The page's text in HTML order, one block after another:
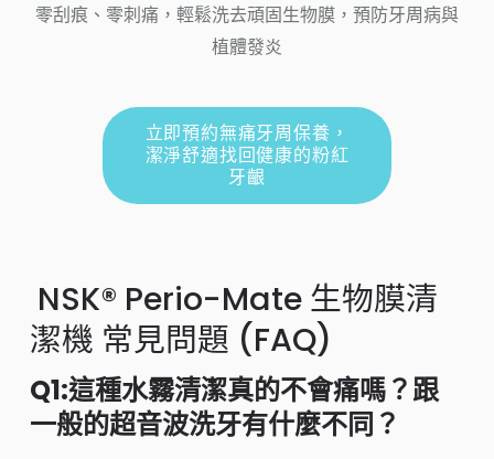
零刮痕、零刺痛，輕鬆洗去頑固生物膜，預防牙周病與
植體發炎
立即預約無痛牙周保養，
潔淨舒適找回健康的粉紅
牙齦
NSK® Perio-Mate 生物膜清
潔機 常見問題 (FAQ)
Q1:這種水霧清潔真的不會痛嗎？跟
一般的超音波洗牙有什麼不同？